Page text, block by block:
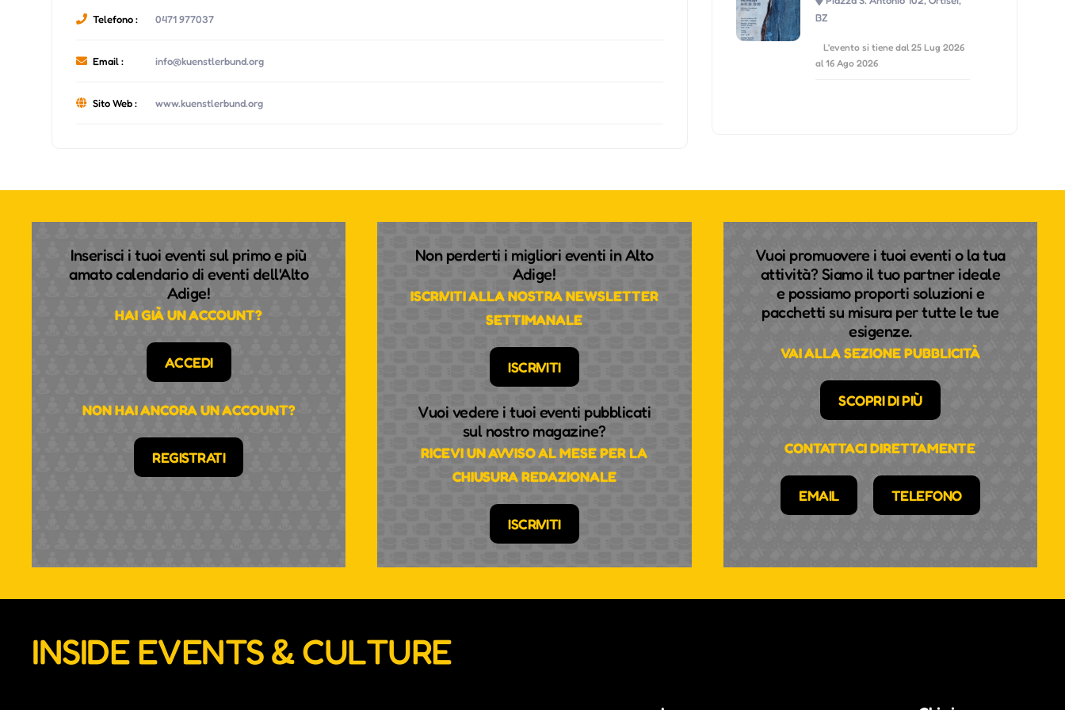
Telefono : 0471 977037
Email : info@kuenstlerbund.org
Sito Web : www.kuenstlerbund.org
BZ
L'evento si tiene dal 25 Lug 2026
al 16 Ago 2026
Inserisci i tuoi eventi sul primo e più
amato calendario di eventi dell'Alto
Adige!
HAI GIÀ UN ACCOUNT?
ACCEDI
NON HAI ANCORA UN ACCOUNT?
REGISTRATI
Non perderti i migliori eventi in Alto
Adige!
ISCRIVITI ALLA NOSTRA NEWSLETTER
SETTIMANALE
ISCRIVITI
Vuoi vedere i tuoi eventi pubblicati
sul nostro magazine?
RICEVI UN AVVISO AL MESE PER LA
CHIUSURA REDAZIONALE
ISCRIVITI
Vuoi promuovere i tuoi eventi o la tua
attività? Siamo il tuo partner ideale
e possiamo proporti soluzioni e
pacchetti su misura per tutte le tue
esigenze.
VAI ALLA SEZIONE PUBBLICITÀ
SCOPRI DI PIÙ
CONTATTACI DIRETTAMENTE
EMAIL TELEFONO
INSIDE EVENTS & CULTURE